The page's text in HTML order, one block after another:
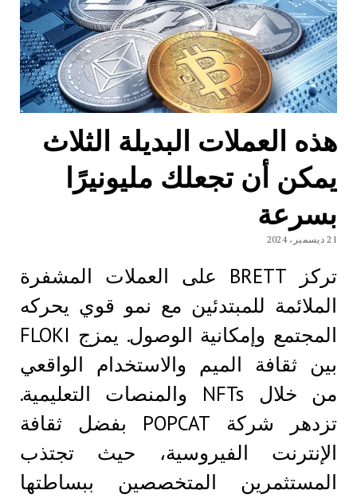
هذه العملات البديلة الثلاث
يمكن أن تجعلك مليونيرًا
بسرعة
21 ديسمبر، 2024
تركز BRETT على العملات المشفرة
الملائمة للمبتدئين مع نمو قوي يحركه
المجتمع وإمكانية الوصول. يمزج FLOKI
بين ثقافة الميم والاستخدام الواقعي
من خلال NFTs والمنصات التعليمية.
تزدهر شركة POPCAT بفضل ثقافة
الإنترنت الفيروسية، حيث تجتذب
المستثمرين المتخصصين ببساطتها